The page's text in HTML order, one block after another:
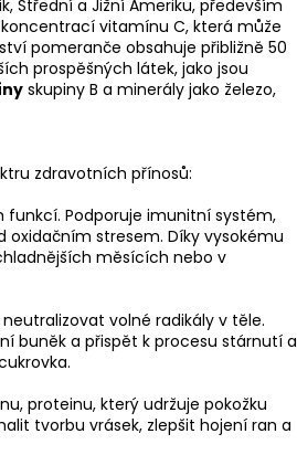
Střední a Jižní Ameriku, především
vitamínu C, která může
pomeranče obsahuje přibližně 50
prospěšných látek, jako jsou
skupiny B a minerály jako železo,
zdravotních přínosů:
Podporuje imunitní systém,
stresem. Díky vysokému
měsících nebo v
volné radikály v těle.
buněk a přispět k procesu stárnutí a
proteinu, který udržuje pokožku
tvorbu vrásek, zlepšit hojení ran a